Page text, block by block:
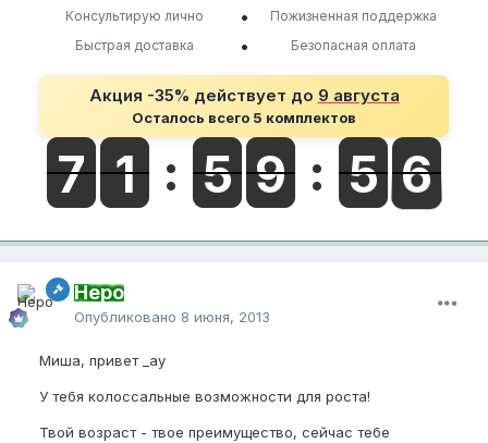
Консультирую лично •
Пожизненная поддержка
Быстрая доставка
• Безопасная оплата
Акция -35% действует до 9 августа
Осталось всего 5 комплектов
Неро
Опубликовано 8 июня, 2013
Миша, привет _ay
У тебя колоссальные возможности для роста!
Твой возраст - твое преимущество, сейчас тебе